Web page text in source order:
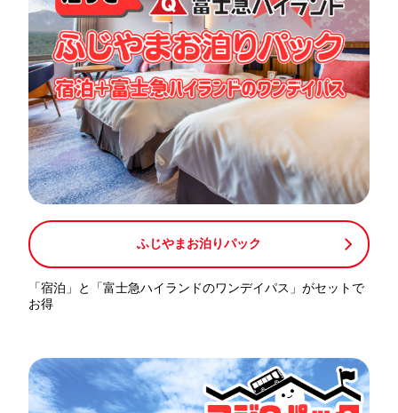
ふじやまお泊りパック
「宿泊」と「富士急ハイランドのワンデイパス」がセットで
お得